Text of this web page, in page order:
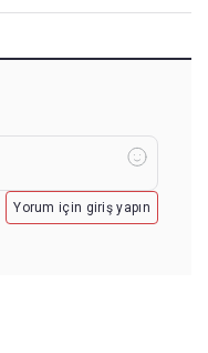
Yorum için giriş yapın